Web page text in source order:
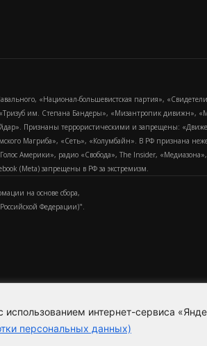
интернет-сервиса
персональных данных)
«Национал-большевистская партия»,
им. Степана Бандеры», «Мизантропик дивижн»,
Признаны террористическими и запрещены:
Магриба», «Сеть», «Колумбайн». В РФ признана
Америки», радио «Свобода», The Insider,
(Metа) запрещены в РФ за экстремизм.
на основе сбора,
Федерации)".
Пользовательское соглашение
персональных данных